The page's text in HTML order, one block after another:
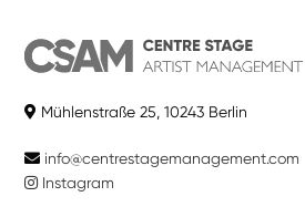
Mühlenstraße 25, 10243 Berlin
info@centrestagemanagement.com
Instagram